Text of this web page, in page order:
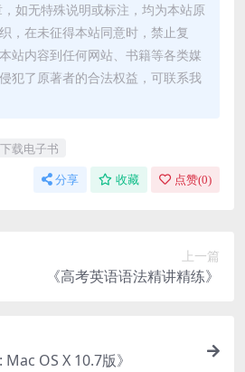
如无特殊说明或标注，均为本站原
，在未征得本站同意时，禁止复
站内容到任何网站、书籍等各类媒
犯了原著者的合法权益，可联系我
载电子书
分享 收藏 点赞(0)
上一篇
《高考英语语法精讲精练》
OS X 10.7版》